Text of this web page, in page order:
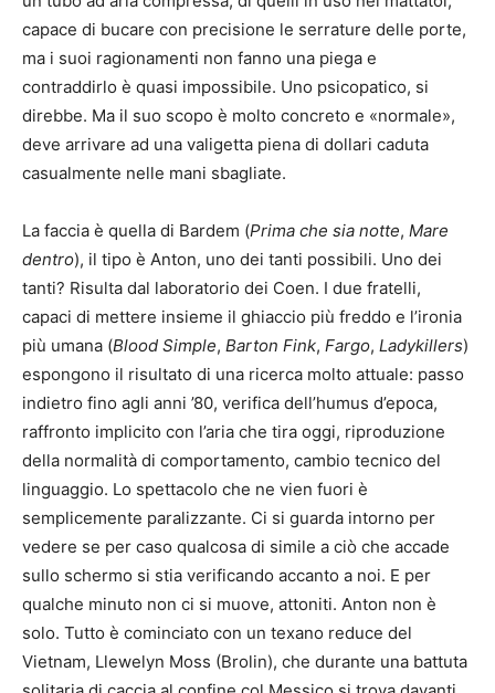
capace di bucare con precisione le serrature delle porte,
ma i suoi ragionamenti non fanno una piega e
contraddirlo è quasi impossibile. Uno psicopatico, si
direbbe. Ma il suo scopo è molto concreto e «normale»,
deve arrivare ad una valigetta piena di dollari caduta
casualmente nelle mani sbagliate.
La faccia è quella di Bardem (Prima che sia notte, Mare
dentro), il tipo è Anton, uno dei tanti possibili. Uno dei
tanti? Risulta dal laboratorio dei Coen. I due fratelli,
capaci di mettere insieme il ghiaccio più freddo e l’ironia
più umana (Blood Simple, Barton Fink, Fargo, Ladykillers)
espongono il risultato di una ricerca molto attuale: passo
indietro fino agli anni ’80, verifica dell’humus d’epoca,
raffronto implicito con l’aria che tira oggi, riproduzione
della normalità di comportamento, cambio tecnico del
linguaggio. Lo spettacolo che ne vien fuori è
semplicemente paralizzante. Ci si guarda intorno per
vedere se per caso qualcosa di simile a ciò che accade
sullo schermo si stia verificando accanto a noi. E per
qualche minuto non ci si muove, attoniti. Anton non è
solo. Tutto è cominciato con un texano reduce del
Vietnam, Llewelyn Moss (Brolin), che durante una battuta